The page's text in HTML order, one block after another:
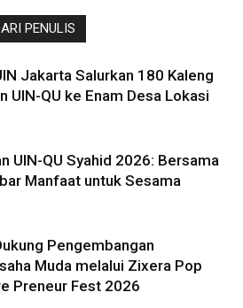
PENULIS
Jakarta Salurkan 180 Kaleng
UIN-QU ke Enam Desa Lokasi
UIN-QU Syahid 2026: Bersama
Manfaat untuk Sesama
Pengembangan
Muda melalui Zixera Pop
Preneur Fest 2026